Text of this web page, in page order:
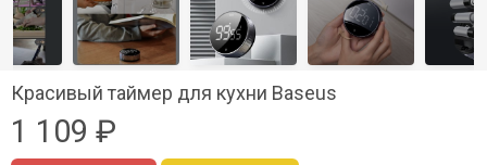
Красивый таймер для кухни Baseus
1 109 ₽